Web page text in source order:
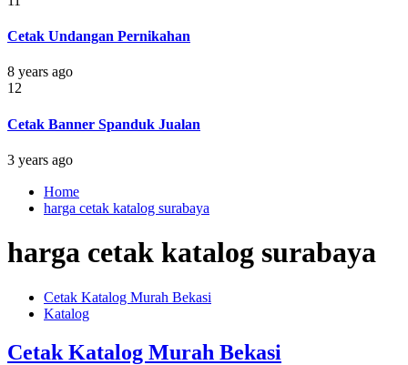
Cetak Undangan Pernikahan
8 years ago
12
Cetak Banner Spanduk Jualan
3 years ago
Home
harga cetak katalog surabaya
harga cetak katalog surabaya
Cetak Katalog Murah Bekasi
Katalog
Cetak Katalog Murah Bekasi